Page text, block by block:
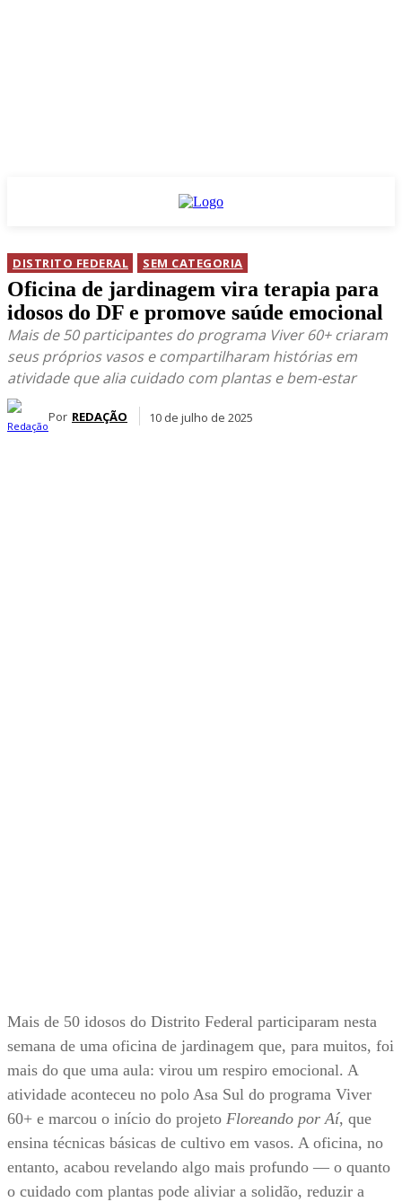
DISTRITO FEDERAL SEM CATEGORIA
Oficina de jardinagem vira terapia para
idosos do DF e promove saúde emocional
Mais de 50 participantes do programa Viver 60+ criaram
seus próprios vasos e compartilharam histórias em
atividade que alia cuidado com plantas e bem-estar
Por REDAÇÃO 10 de julho de 2025
Mais de 50 idosos do Distrito Federal participaram nesta
semana de uma oficina de jardinagem que, para muitos, foi
mais do que uma aula: virou um respiro emocional. A
atividade aconteceu no polo Asa Sul do programa Viver
60+ e marcou o início do projeto Floreando por Aí, que
ensina técnicas básicas de cultivo em vasos. A oficina, no
entanto, acabou revelando algo mais profundo — o quanto
o cuidado com plantas pode aliviar a solidão, reduzir a